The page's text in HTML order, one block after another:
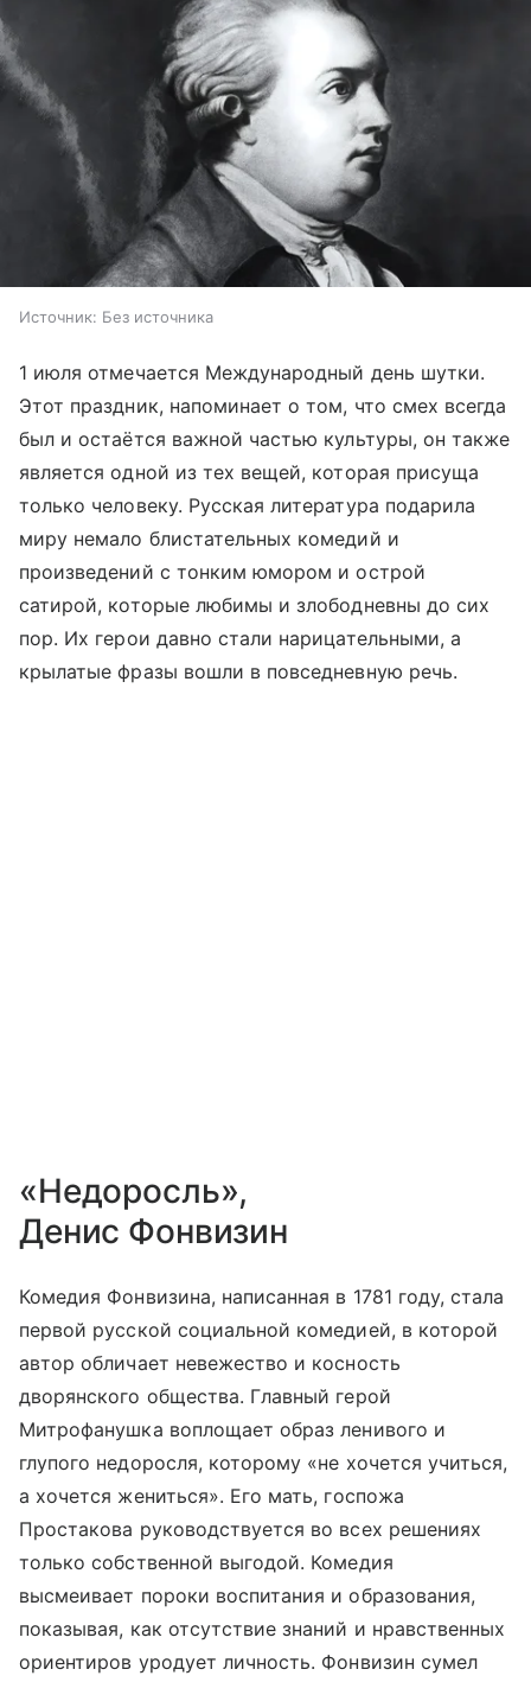
Источник: Без источника
1 июля отмечается Международный день шутки.
Этот праздник, напоминает о том, что смех всегда
был и остаётся важной частью культуры, он также
является одной из тех вещей, которая присуща
только человеку. Русская литература подарила
миру немало блистательных комедий и
произведений с тонким юмором и острой
сатирой, которые любимы и злободневны до сих
пор. Их герои давно стали нарицательными, а
крылатые фразы вошли в повседневную речь.
«Недоросль»,
Денис Фонвизин
Комедия Фонвизина, написанная в 1781 году, стала
первой русской социальной комедией, в которой
автор обличает невежество и косность
дворянского общества. Главный герой
Митрофанушка воплощает образ ленивого и
глупого недоросля, которому «не хочется учиться,
а хочется жениться». Его мать, госпожа
Простакова руководствуется во всех решениях
только собственной выгодой. Комедия
высмеивает пороки воспитания и образования,
показывая, как отсутствие знаний и нравственных
ориентиров уродует личность. Фонвизин сумел